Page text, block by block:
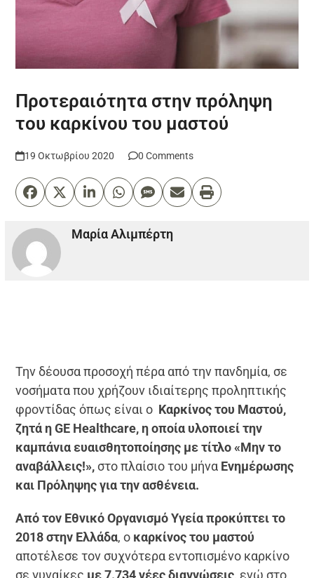
Προτεραιότητα στην πρόληψη
του καρκίνου του μαστού
19 Οκτωβρίου 2020 0 Comments
Μαρία Αλιμπέρτη
Την δέουσα προσοχή πέρα από την πανδημία, σε
νοσήματα που χρήζουν ιδιαίτερης προληπτικής
φροντίδας όπως είναι ο Καρκίνος του Μαστού,
ζητά η GE Healthcare, η οποία υλοποιεί την
καμπάνια ευαισθητοποίησης με τίτλο «Μην το
αναβάλλεις!», στο πλαίσιο του μήνα Ενημέρωσης
και Πρόληψης για την ασθένεια.
Από τον Εθνικό Οργανισμό Υγεία προκύπτει το
2018 στην Ελλάδα, ο καρκίνος του μαστού
αποτέλεσε τον συχνότερα εντοπισμένο καρκίνο
σε γυναίκες με 7.734 νέες διαγνώσεις, ενώ στο